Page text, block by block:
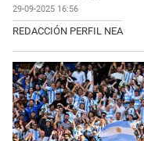
29-09-2025 16:56
REDACCIÓN PERFIL NEA